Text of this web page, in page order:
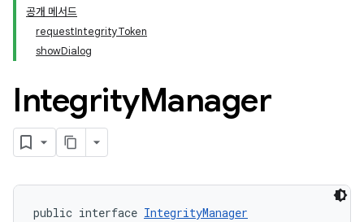
공개 메서드
requestIntegrityToken
showDialog
IntegrityManager
public interface IntegrityManager